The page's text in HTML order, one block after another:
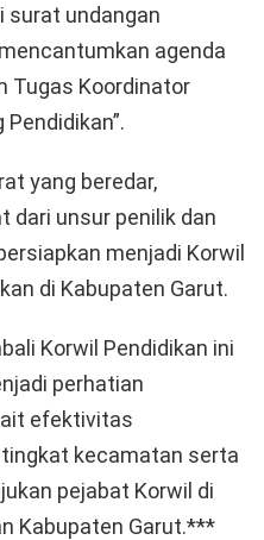
surat undangan
agenda
Tugas Koordinator
yang beredar,
dari unsur penilik dan
menjadi Korwil
di Kabupaten Garut.
Korwil Pendidikan ini
perhatian
efektivitas
kecamatan serta
pejabat Korwil di
Kabupaten Garut.***